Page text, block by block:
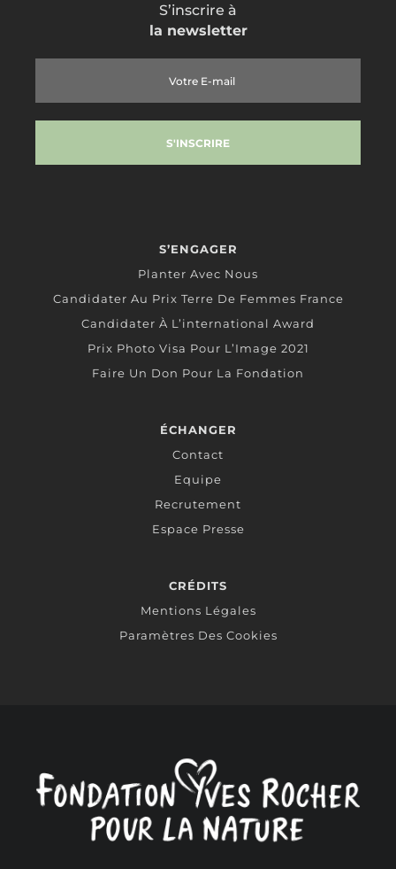
S’inscrire à
la newsletter
S’ENGAGER
Planter Avec Nous
Candidater Au Prix Terre De Femmes France
Candidater À L’international Award
Prix Photo Visa Pour L’Image 2021
Faire Un Don Pour La Fondation
ÉCHANGER
Contact
Equipe
Recrutement
Espace Presse
CRÉDITS
Mentions Légales
Paramètres Des Cookies